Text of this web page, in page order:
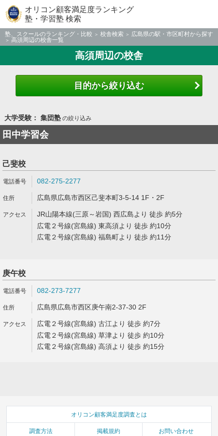
オリコン顧客満足度ランキング
塾・学習塾 検索
塾、スクールのランキング・比較 校舎検索
広島県の駅・市区町村から探す
高須周辺の校舎一覧
高須周辺の校舎
目的から絞り込む
大学受験： 集団塾の絞り込み
田中学習会
己斐校
082-275-2277
広島県広島市西区己斐本町3-5-14 1F・2F
JR山陽本線(三原～岩国) 西広島より 徒歩 約5分
広電２号線(宮島線) 東高須より 徒歩 約10分
広電２号線(宮島線) 福島町より 徒歩 約11分
庚午校
082-273-7277
広島県広島市西区庚午南2-37-30 2F
広電２号線(宮島線) 古江より 徒歩 約7分
広電２号線(宮島線) 草津より 徒歩 約10分
広電２号線(宮島線) 高須より 徒歩 約15分
オリコン顧客満足度調査とは
調査方法 掲載規約 お問い合わせ